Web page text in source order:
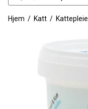
Hjem / Katt / Kattepleie